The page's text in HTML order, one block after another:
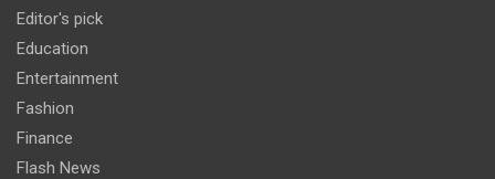
Editor's pick
Education
Entertainment
Fashion
Finance
Flash News